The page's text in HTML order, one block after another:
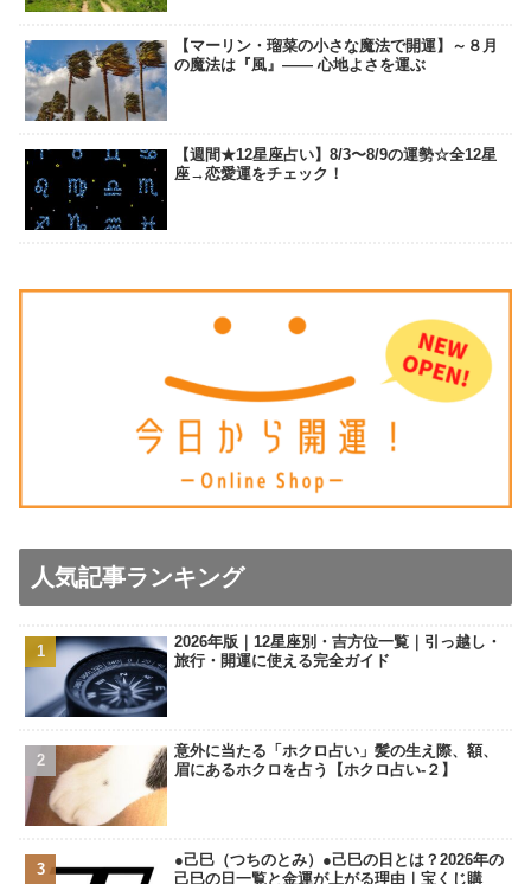
【マーリン・瑠菜の小さな魔法で開運】～８月
の魔法は『風』―― 心地よさを運ぶ
【週間★12星座占い】8/3〜8/9の運勢☆全12星
座→恋愛運をチェック！
人気記事ランキング
2026年版｜12星座別・吉方位一覧｜引っ越し・
旅行・開運に使える完全ガイド
意外に当たる「ホクロ占い」髪の生え際、額、
眉にあるホクロを占う【ホクロ占い‐２】
●己巳（つちのとみ）●己巳の日とは？2026年の
己巳の日一覧と金運が上がる理由｜宝くじ購